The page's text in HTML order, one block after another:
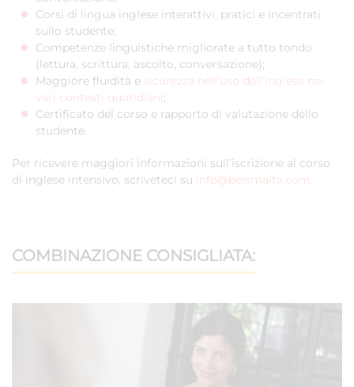
Corsi di lingua inglese interattivi, pratici e incentrati
sullo studente;
Competenze linguistiche migliorate a tutto tondo
(lettura, scrittura, ascolto, conversazione);
Maggiore fluidità e sicurezza nell’uso dell’inglese nei
vari contesti quotidiani ;
Certificato del corso e rapporto di valutazione dello
studente.
Per ricevere maggiori informazioni sull’iscrizione al corso
di inglese intensivo, scriveteci su
info@belsmalta.com.
COMBINAZIONE CONSIGLIATA: